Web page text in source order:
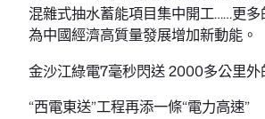
混雜式抽水蓄能項目集中開工……更
為中國經濟高質量發展增加新動能。
金沙江綠電7毫秒閃送 2000多公里外
“西電東送”工程再添一條“電力高速”